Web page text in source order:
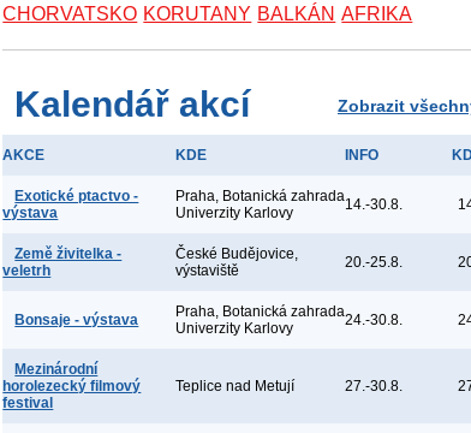
CHORVATSKO KORUTANY BALKÁN AFRIKA
Kalendář akcí Zobrazit
AKCE KDE INFO
Exotické ptactvo -
výstava
Praha, Botanická zahrada
Univerzity Karlovy
14.-30.8.
Země živitelka -
veletrh
České Budějovice,
výstaviště
20.-25.8.
Bonsaje - výstava
Praha, Botanická zahrada
Univerzity Karlovy
24.-30.8.
Mezinárodní
horolezecký filmový
festival
Teplice nad Metují 27.-30.8.